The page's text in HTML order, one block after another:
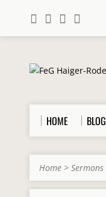
HOME BLOG
Home > Sermons